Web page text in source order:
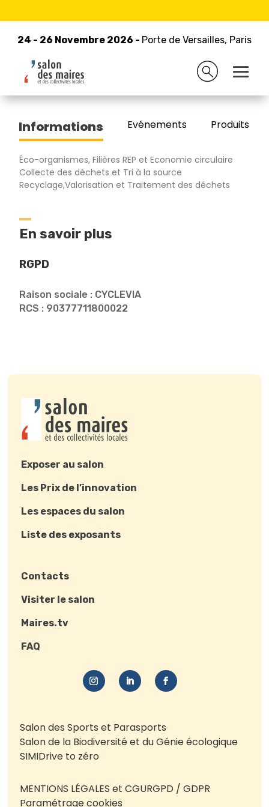
24 - 26 Novembre 2026 - Porte de Versailles, Paris
24 - 26 Novembre 2026 - Porte de Versailles, Paris
Retour à la liste des exposants
CYCLEVIA
Informations Evénements Produits/
Éco-organismes, Filières REP et Economie circulaire
Collecte des déchets et Tri à la source
Recyclage,Valorisation et Traitement des déchets
En savoir plus
RGPD
Raison sociale : CYCLEVIA
RCS : 90377711800022
Exposer au salon
Les Prix de l’innovation
Les espaces du salon
Liste des exposants
Contacts
Visiter le salon
Maires.tv
FAQ
Salon des Sports et Parasports
Salon de la Biodiversité et du Génie écologique
SIMIDrive to zéro
MENTIONS LÉGALES et CGURGPD / GDPR
Paramétrage cookies